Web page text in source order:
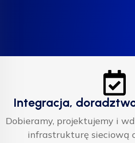
Integracja,
Dobieramy, projektujemy i
infrastrukturę sieciową